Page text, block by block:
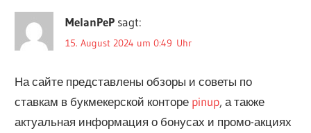
MelanPeP sagt:
15. August 2024 um 0:49 Uhr
На сайте представлены обзоры и советы по
ставкам в букмекерской конторе pinup, а также
актуальная информация о бонусах и промо-акциях